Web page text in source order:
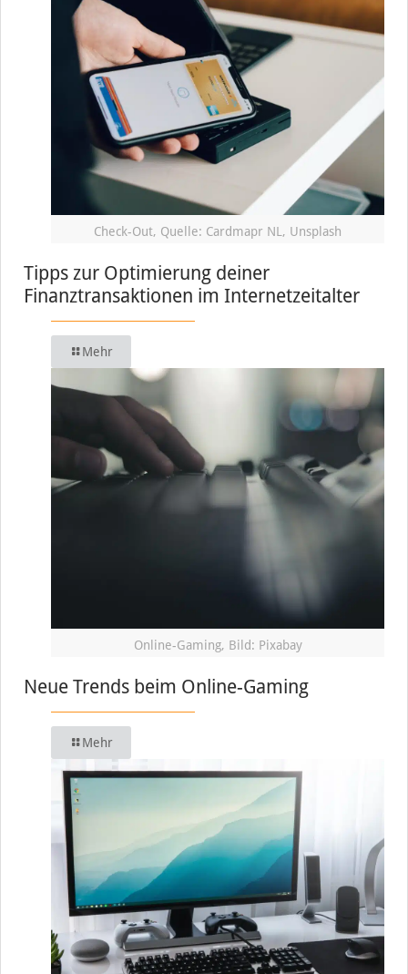
Check-Out, Quelle: Cardmapr NL, Unsplash
Tipps zur Optimierung deiner
Finanztransaktionen im Internetzeitalter
Mehr
Online-Gaming, Bild: Pixabay
Neue Trends beim Online-Gaming
Mehr